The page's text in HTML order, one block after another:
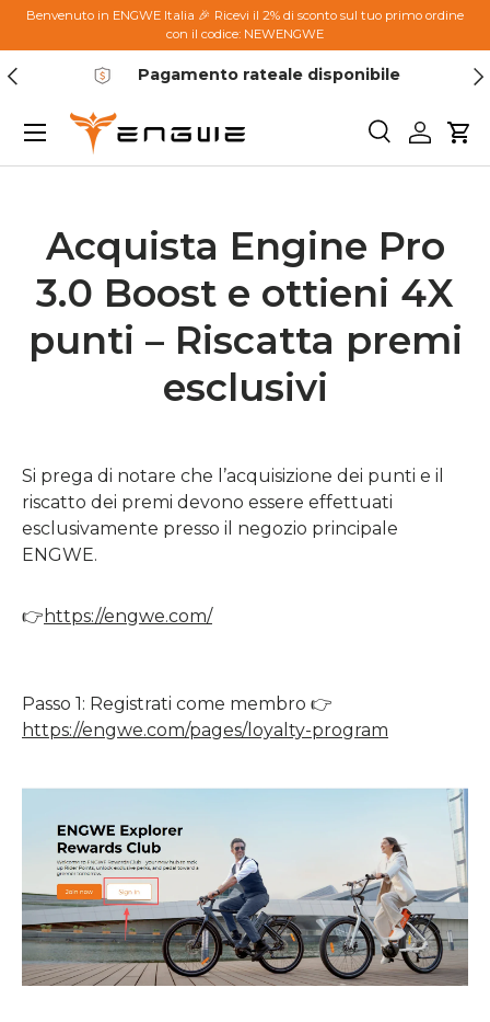
Passa ai contenuti
Benvenuto in ENGWE Italia 🎉 Ricevi il 2% di sconto sul tuo primo ordine
con il codice: NEWENGWE
Indietro Pagamento rateale disponibile
CercaAccedi
Menu
Acquista Engine Pro
3.0 Boost e ottieni 4X
punti – Riscatta premi
esclusivi
Si prega di notare che l’acquisizione dei punti e il
riscatto dei premi devono essere effettuati
esclusivamente presso il negozio principale
ENGWE.
👉 https://engwe.com/
Passo 1: Registrati come membro 👉
https://engwe.com/pages/loyalty-program